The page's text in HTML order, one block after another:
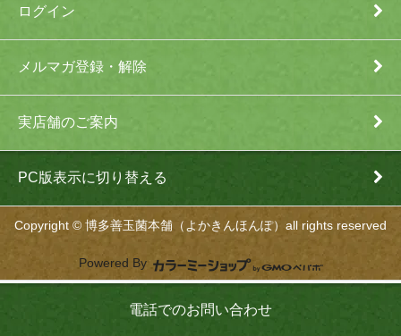
電話でのお問い合わせ
ログイン
メルマガ登録・解除
実店舗のご案内
PC版表示に切り替える
Copyright © 博多善玉菌本舗（よかきんほんぽ）all rights reserved
Powered By